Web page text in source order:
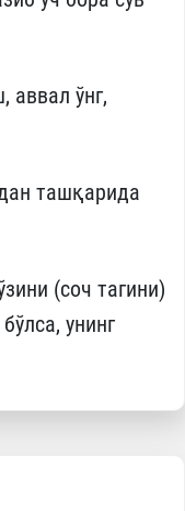
аввал ўнг,
ташқарида
(соч тагини)
унинг